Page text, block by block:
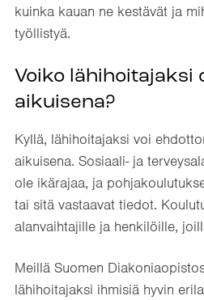
kuinka kauan ne kestävät ja
työllistyä.
Voiko lähihoitajaksi
aikuisena?
Kyllä, lähihoitajaksi voi
aikuisena. Sosiaali- ja
ole ikärajaa, ja
tai sitä vastaavat tiedot.
alanvaihtajille ja henkilöille,
Meillä Suomen
lähihoitajaksi ihmisiä hyvin